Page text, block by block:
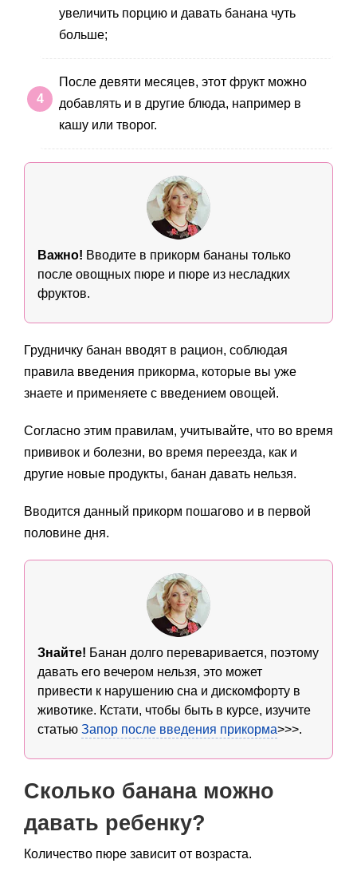
увеличить порцию и давать банана чуть
больше;
После девяти месяцев, этот фрукт можно
добавлять и в другие блюда, например в
кашу или творог.
Важно! Вводите в прикорм бананы только
после овощных пюре и пюре из несладких
фруктов.
Грудничку банан вводят в рацион, соблюдая
правила введения прикорма, которые вы уже
знаете и применяете с введением овощей.
Согласно этим правилам, учитывайте, что во время
прививок и болезни, во время переезда, как и
другие новые продукты, банан давать нельзя.
Вводится данный прикорм пошагово и в первой
половине дня.
Знайте! Банан долго переваривается, поэтому
давать его вечером нельзя, это может
привести к нарушению сна и дискомфорту в
животике. Кстати, чтобы быть в курсе, изучите
статью Запор после введения прикорма>>>.
Сколько банана можно
давать ребенку?
Количество пюре зависит от возраста.